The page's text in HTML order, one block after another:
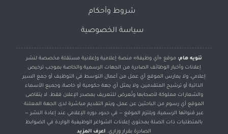
شروط وأحكام
سياسة الخصوصية
تنويه هام: موقع «أي وظيفة» منصة إعلامية وإعلانية مستقلة مخصصة لنشر
إعلانات وأخبار الوظائف الصادرة من الجهات الرسمية والخاصة بموجب ترخيص
إعلامي، ولا يمارس الموقع أي عمل من أعمال التوسط في التوظيف أو جمع السير
الذاتية أو ترشيح المتقدمين، ولا يمثل أي جهة حكومية أو خاصة، وجميع الأسماء
والشعارات مملوكة لأصحابها وتُعرض للتعريف بمصدر الإعلان فقط. لا يتقاضى
الموقع أي رسوم من الباحثين عن عمل، ويتم التقديم مباشرة لدى الجهة المعلنة
عبر قنواتها الرسمية، ويلتزم الموقع — في حدود دوره الإعلامي عند إعادة النشر —
بالمتطلبات ذات الصلة بمحتوى إعلانات الشواغر الوظيفية الواردة في الضوابط
الصادرة بقرار وزاري. اعرف المزيد